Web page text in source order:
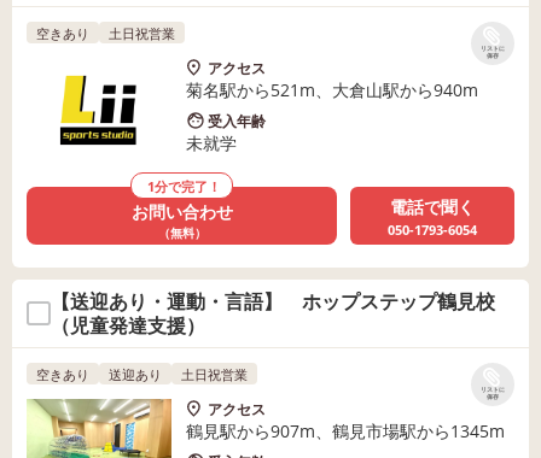
リストに
保存
空きあり 土日祝営業
アクセス
菊名駅から521m、大倉山駅から940m
受入年齢
未就学
1分で完了！
お問い合わせ
（無料）
電話で聞く
050-1793-6054
【送迎あり・運動・言語】 ホップステップ鶴見校
（児童発達支援）
リストに
保存
空きあり 送迎あり 土日祝営業
アクセス
鶴見駅から907m、鶴見市場駅から1345m